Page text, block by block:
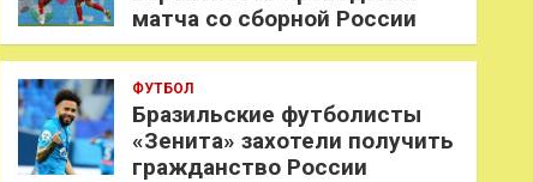
матча со сборной России
ФУТБОЛ
Бразильские футболисты
«Зенита» захотели получить
гражданство России